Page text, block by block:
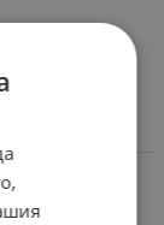
МЕДИУМ